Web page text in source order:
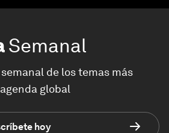
Semanal
de los temas más
global
hoy